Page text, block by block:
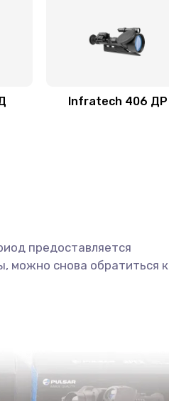
Infratech 406 ДР
предоставляется
можно снова обратиться к